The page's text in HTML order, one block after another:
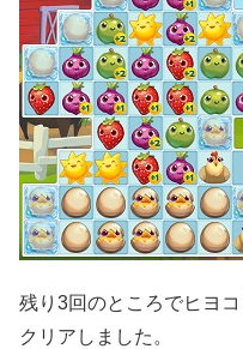
残り3回のところでヒヨ
クリアしました。